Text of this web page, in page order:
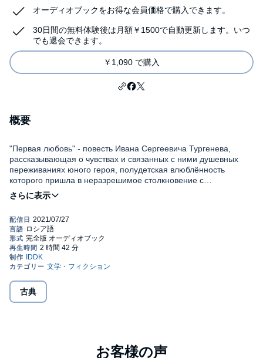
オーディオブックをお得な会員価格で購入できます。
30日間の無料体験後は月額￥1500で自動更新します。いつ
でも退会できます。
￥1,090 で購入
概要
"Первая любовь" - повесть Ивана Сергеевича Тургенева,
рассказывающая о чувствах и связанных с ними душевных
переживаниях юного героя, полудетская влюблённость
которого пришла в неразрешимое столкновение с
драматизмом и жертвенностью взрослой любви.
роман.
Музыка: studio.youtube.com
Kevin MacLeod / FairyTale Waltz
Обложка: Николаиди Галина
Please note: This audiobook is in Russian.
古典